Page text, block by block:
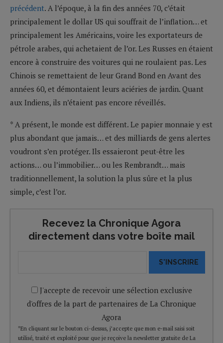
précédent. A l’époque, à la fin des années 70, c’était
principalement le dollar US qui souffrait de l’inflation… et
principalement les Américains, voire les exportateurs de
pétrole arabes, qui achetaient de l’or. Les Russes en étaient
encore à construire des voitures qui ne roulaient pas. Les
Chinois se remettaient de leur Grand Bond en Avant des
années 60, et démontaient leurs aciéries de jardin. Quant
aux Indiens, ils n’étaient pas encore réveillés.
* A présent, le monde est différent. Le papier monnaie y est
plus abondant que jamais… et des milliards de gens alertes
voudront s’en protéger. Ils essaieront peut-être les
actions… ou l’immobilier… ou les Rembrandt… mais
traditionnellement, la solution la plus sûre et la plus
simple, c’est l’or.
Recevez la Chronique Agora
directement dans votre boîte mail
S'INSCRIRE
J'accepte de recevoir une sélection exclusive
d'offres de la part de partenaires de La Chronique
Agora
*En cliquant sur le bouton ci-dessus, j’accepte que mon e-mail saisi soit
utilisé, traité et exploité pour que je reçoive la newsletter gratuite de La